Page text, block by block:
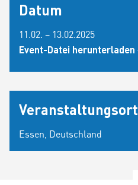
Datum
11.02. – 13.02.2025
Event-Datei herunterladen
Veranstaltungsort
Essen, Deutschland